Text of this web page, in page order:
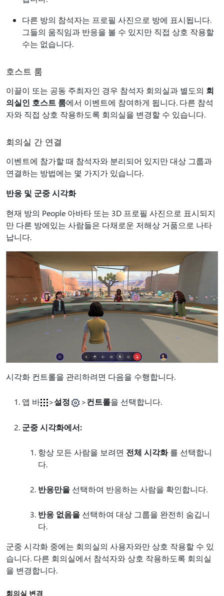
다른 방의 참석자는 프로필 사진으로 방에 표시됩니다.
그들의 움직임과 반응을 볼 수 있지만 직접 상호 작용할
수는 없습니다.
호스트 룸
이끌이 또는 공동 주최자인 경우 참석자 회의실과 별도의 회
의실인 호스트 룸에서 이벤트에 참여하게 됩니다. 다른 참석
자와 직접 상호 작용하도록 회의실을 변경할 수 있습니다.
회의실 간 연결
이벤트에 참가할 때 참석자와 분리되어 있지만 대상 그룹과
연결하는 방법에는 몇 가지가 있습니다.
반응 및 군중 시각화
현재 방의 People 아바타 또는 3D 프로필 사진으로 표시되지
만 다른 방에있는 사람들은 다채로운 저해상 거품으로 나타
납니다.
시각화 컨트롤을 관리하려면 다음을 수행합니다.
앱 바 >설정 >컨트롤을 선택합니다.
군중 시각화에서:
항상 모든 사람을 보려면 전체 시각화를 선택합니
다.
반응만을 선택하여 반응하는 사람을 확인합니다.
반응 없음을 선택하여 대상 그룹을 완전히 숨깁니
다.
군중 시각화 중에는 회의실의 사용자와만 상호 작용할 수 있
습니다. 다른 회의실에서 참석자와 상호 작용하도록 회의실
을 변경합니다.
회의실 변경